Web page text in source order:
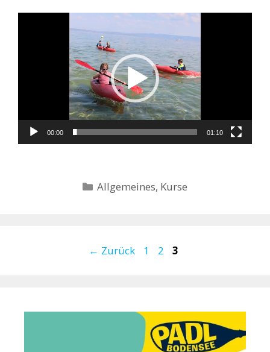
Video-
Player
00:00 01:10
Kategorien
Allgemeines, Kurse
← Zurück Seite
1 Seite
2 Seite
3